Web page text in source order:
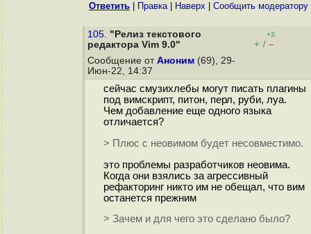
Ответить Правка| Наверх Cообщить модератору
105. "Релиз текстового
редактора Vim 9.0"
+3
+ / –
Сообщение от Аноним (69), 29-
Июн-22, 14:37
сейчас смузихлебы могут писать плагины
под вимскрипт, питон, перл, руби, луа.
Чем добавление еще одного языка
отличается?
> Плюс с неовимом будет несовместимо.
это проблемы разработчиков неовима.
Когда они взялись за агрессивный
рефакторинг никто им не обещал, что вим
останется прежним
> Зачем и для чего это сделано было?